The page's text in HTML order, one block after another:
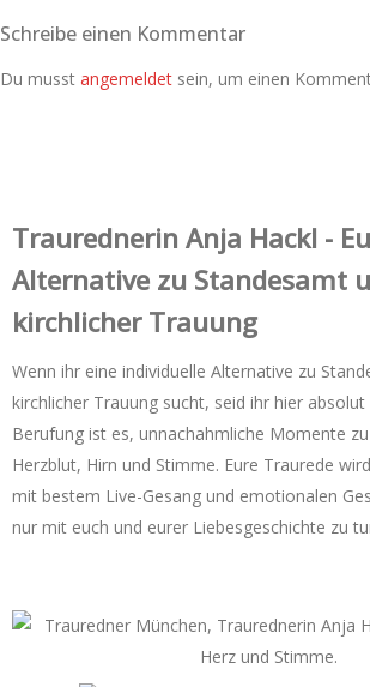
Schreibe einen Kommentar
Du musst angemeldet sein, um einen
Trauredner‌in Anja Hackl -
Alternative zu Standesamt
kirchlicher Trauung
Wenn ihr eine individuelle Alternative zu
kirchlicher Trauung sucht, seid ihr hier
Berufung ist es, unnachahmliche Momente
Herzblut, Hirn und Stimme. Eure Traurede
mit bestem Live-Gesang und emotionalen
nur mit euch und eurer Liebesgeschichte zu